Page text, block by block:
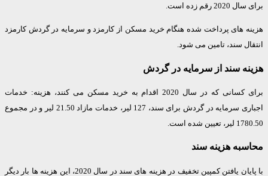
رقم زده است.
های پرداخت شده هنگام خرید مسکن از کارمزد و سرمایه در گردش کارمزد
سند، تامین می شود.
سند از سرمایه در گردش
برای کسانی که در سال 2020 اقدام به خرید مسکن می کنند، هزینه: خدمات
اجباری سرمایه در گردش برای سند، 127 لیر، خدمات مازاد 21.50 لیر و در مجموع
شده است.
هزینه سند
با پایان یافتن کمپین تخفیف در هزینه های سند در سال 2020، این هزینه ها بار دیگر